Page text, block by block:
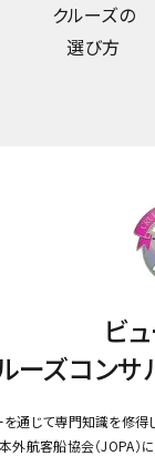
クルーズの
選び方
ビ
ーズコンサ
を通じて専門知識を修
航客船協会（JOPA）